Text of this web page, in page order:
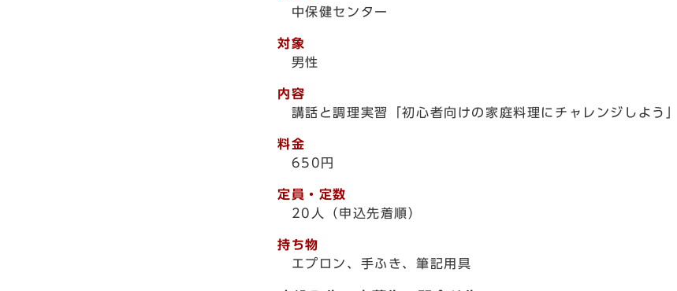
中保健センター
対象
男性
内容
講話と調理実習「初心者向けの家庭料理にチャレンジしよう」
料金
650円
定員・定数
20人（申込先着順）
持ち物
エプロン、手ふき、筆記用具